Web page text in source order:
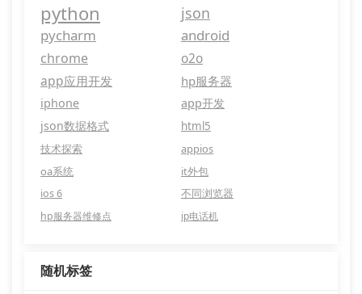
python json
pycharm android
chrome
o2o
app应用开发
hp服务器
iphone
app开发
json数据格式
html5
技术探索
appios
oa系统
it外包
ios 6
不同浏览器
hp服务器维修点
ip电话机
随机标签